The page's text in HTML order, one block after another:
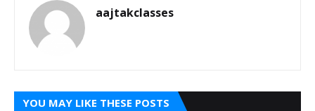
aajtakclasses
YOU MAY LIKE THESE POSTS